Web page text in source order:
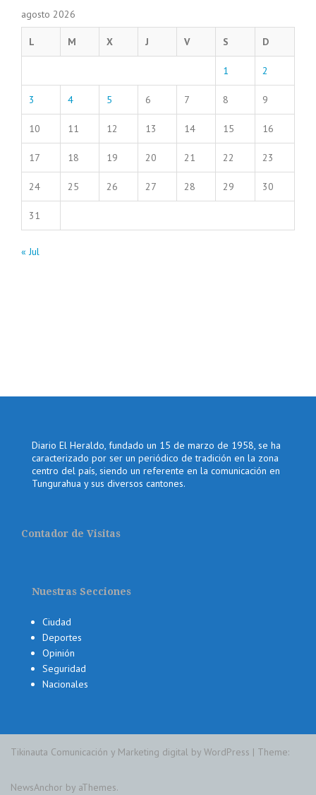
agosto 2026
L M X J V S D
1 2
3 4 5 6 7 8 9
10 11 12 13 14 15 16
17 18 19 20 21 22 23
24 25 26 27 28 29 30
31
« Jul
Diario El Heraldo, fundado un 15 de marzo de 1958, se ha
caracterizado por ser un periódico de tradición en la zona
centro del país, siendo un referente en la comunicación en
Tungurahua y sus diversos cantones.
Contador de Visitas
Nuestras Secciones
Ciudad
Deportes
Opinión
Seguridad
Nacionales
Tikinauta Comunicación y Marketing digital by WordPress | Theme:
NewsAnchor by aThemes.